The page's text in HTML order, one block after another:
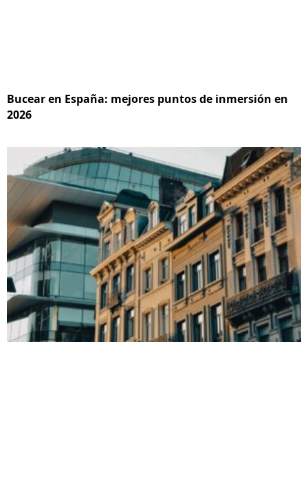
Bucear en España: mejores puntos de inmersión en
2026